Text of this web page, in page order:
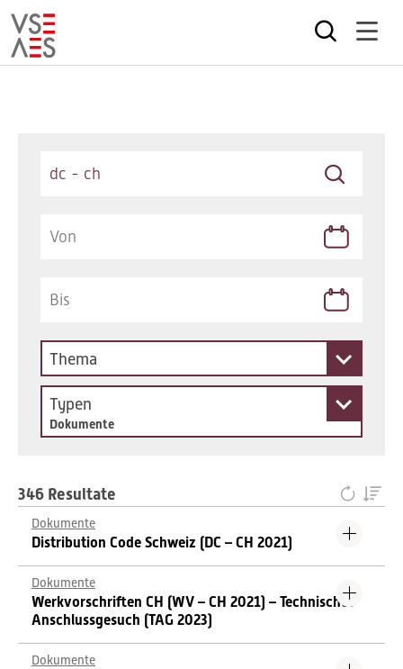
Thema
Typen
Dokumente
346 Resultate
Dokumente
Distribution Code Schweiz (DC – CH 2021)
Dokumente
Werkvorschriften CH (WV – CH 2021) – Technisches
Anschlussgesuch (TAG 2023)
Dokumente